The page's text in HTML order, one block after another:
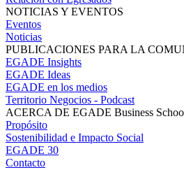
NOTICIAS Y EVENTOS
Eventos
Noticias
PUBLICACIONES PARA LA
EGADE Insights
EGADE Ideas
EGADE en los medios
Territorio Negocios - Podcast
ACERCA DE EGADE Business
Propósito
Sostenibilidad e Impacto Social
EGADE 30
Contacto